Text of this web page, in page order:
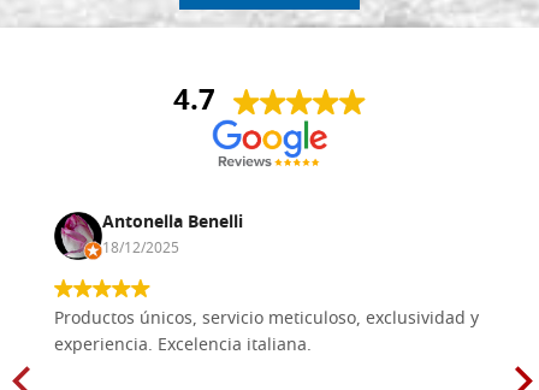
4.7
Antonella Benelli
18/12/2025
Productos únicos, servicio meticuloso, exclusividad y
experiencia. Excelencia italiana.